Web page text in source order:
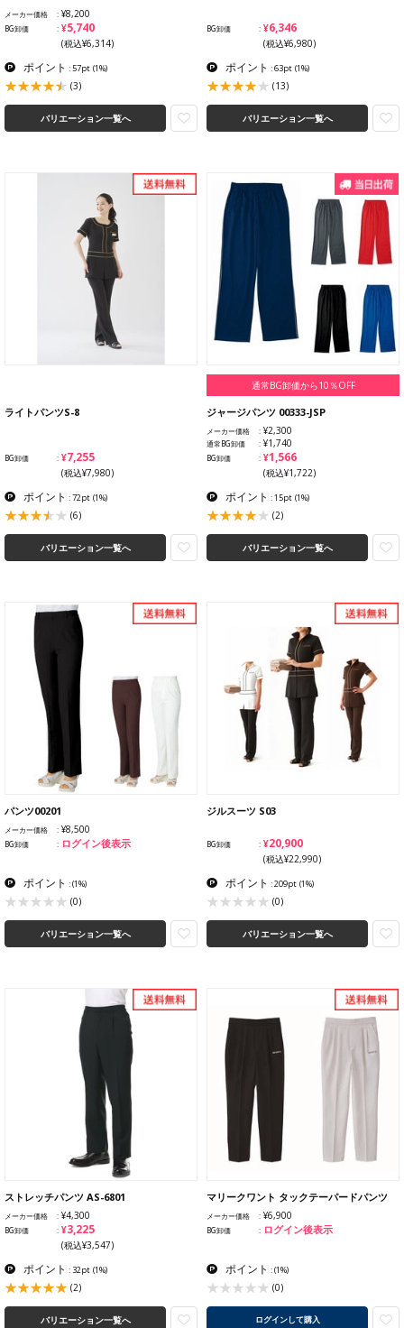
メーカー価格 ¥8,200
BG卸価 ¥5,740
(税込¥6,314)
ポイント : 57pt (1%)
(3)
バリエーション一覧へ
BG卸価 ¥6,346
(税込¥6,980)
ポイント : 63pt (1%)
(13)
バリエーション一覧へ
ライトパンツS-8
BG卸価 ¥7,255
(税込¥7,980)
ポイント : 72pt (1%)
(6)
バリエーション一覧へ
通常BG卸価から10％OFF
ジャージパンツ 00333-JSP
メーカー価格 ¥2,300
通常BG卸価 ¥1,740
BG卸価 ¥1,566
(税込¥1,722)
ポイント : 15pt (1%)
(2)
バリエーション一覧へ
パンツ00201
メーカー価格 ¥8,500
BG卸価 ログイン後表示
ポイント :(1%)
(0)
バリエーション一覧へ
ジルスーツ S03
BG卸価 ¥20,900
(税込¥22,990)
ポイント : 209pt (1%)
(0)
バリエーション一覧へ
ストレッチパンツ AS-6801
メーカー価格 ¥4,300
BG卸価 ¥3,225
(税込¥3,547)
ポイント : 32pt (1%)
(2)
バリエーション一覧へ
マリークワント タックテーパードパンツ
メーカー価格 ¥6,900
BG卸価 ログイン後表示
ポイント :(1%)
(0)
ログインして購入